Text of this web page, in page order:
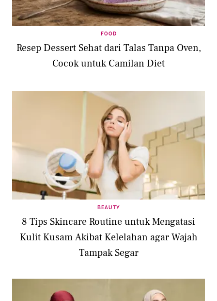
FOOD
Resep Dessert Sehat dari Talas Tanpa Oven,
Cocok untuk Camilan Diet
BEAUTY
8 Tips Skincare Routine untuk Mengatasi
Kulit Kusam Akibat Kelelahan agar Wajah
Tampak Segar